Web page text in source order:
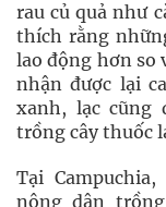
rau củ quả như
thích rằng
lao động hơn so
nhận được lại
xanh, lạc cũng
trồng cây thuốc
Tại
nông dân